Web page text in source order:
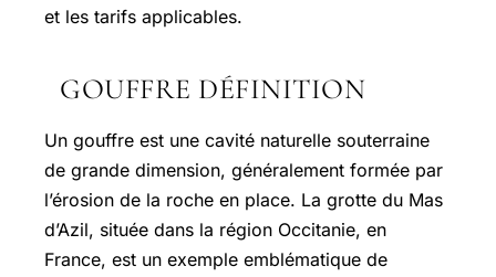
et les tarifs applicables.
GOUFFRE DÉFINITION
Un gouffre est une cavité naturelle souterraine
de grande dimension, généralement formée par
l’érosion de la roche en place. La grotte du Mas
d’Azil, située dans la région Occitanie, en
France, est un exemple emblématique de